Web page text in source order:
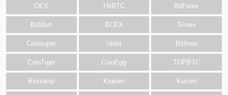
OEX HitBTC BitForex
BitMart BCEX Simex
Coinsuper Upbit Bitfinex
CoinTiger CoinEgg TOPBTC
Bitstamp Kraken Kucoin